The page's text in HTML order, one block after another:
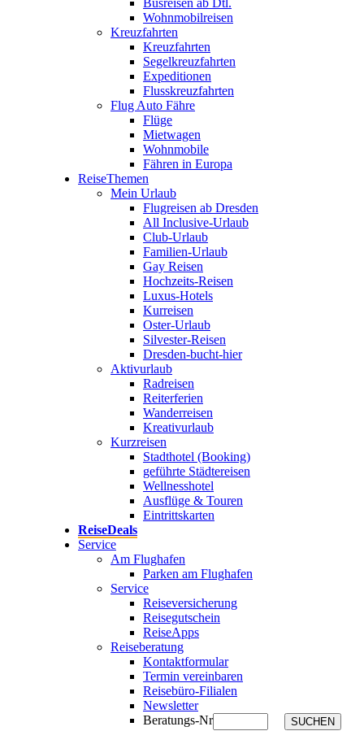
Busreisen ab Dtl.
Wohnmobilreisen
Kreuzfahrten
Kreuzfahrten
Segelkreuzfahrten
Expeditionen
Flusskreuzfahrten
Flug Auto Fähre
Flüge
Mietwagen
Wohnmobile
Fähren in Europa
ReiseThemen
Mein Urlaub
Flugreisen ab Dresden
All Inclusive-Urlaub
Club-Urlaub
Familien-Urlaub
Gay Reisen
Hochzeits-Reisen
Luxus-Hotels
Kurreisen
Oster-Urlaub
Silvester-Reisen
Dresden-bucht-hier
Aktivurlaub
Radreisen
Reiterferien
Wanderreisen
Kreativurlaub
Kurzreisen
Stadthotel (Booking)
geführte Städtereisen
Wellnesshotel
Ausflüge & Touren
Eintrittskarten
ReiseDeals
Service
Am Flughafen
Parken am Flughafen
Service
Reiseversicherung
Reisegutschein
ReiseApps
Reiseberatung
Kontaktformular
Termin vereinbaren
Reisebüro-Filialen
Newsletter
Beratungs-Nr
SUCHEN